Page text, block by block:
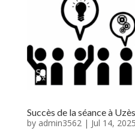
Succès de la séance à
by admin3562| Jul 14, 2025